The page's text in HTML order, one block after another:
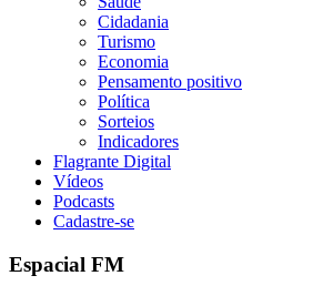
Cidadania
Turismo
Economia
Pensamento positivo
Política
Sorteios
Indicadores
Flagrante Digital
Vídeos
Podcasts
Cadastre-se
Espacial FM